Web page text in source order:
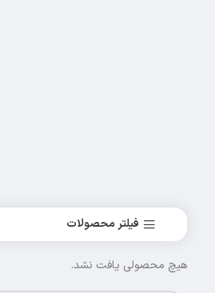
فیلتر محصولات
هیچ محصولی یافت نشد.